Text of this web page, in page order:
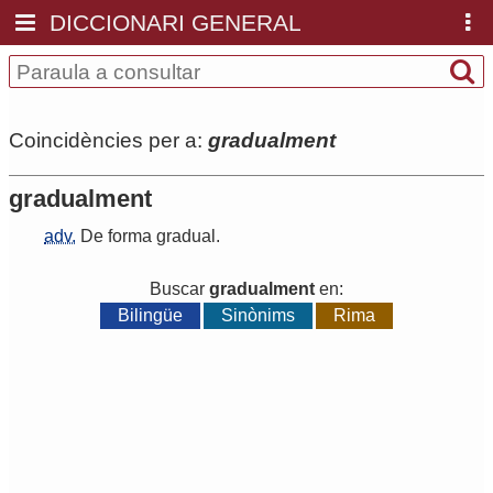
DICCIONARI GENERAL
Coincidències per a: gradualment
gradualment
adv. De forma gradual .
Buscar gradualment en:
Bilingüe
Sinònims Rima